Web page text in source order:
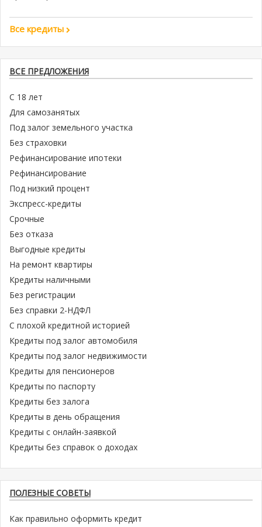
Все кредиты
ВСЕ ПРЕДЛОЖЕНИЯ
С 18 лет
Для самозанятых
Под залог земельного участка
Без страховки
Рефинансирование ипотеки
Рефинансирование
Под низкий процент
Экспресс-кредиты
Срочные
Без отказа
Выгодные кредиты
На ремонт квартиры
Кредиты наличными
Без регистрации
Без справки 2-НДФЛ
С плохой кредитной историей
Кредиты под залог автомобиля
Кредиты под залог недвижимости
Кредиты для пенсионеров
Кредиты по паспорту
Кредиты без залога
Кредиты в день обращения
Кредиты с онлайн-заявкой
Кредиты без справок о доходах
ПОЛЕЗНЫЕ СОВЕТЫ
Как правильно оформить кредит